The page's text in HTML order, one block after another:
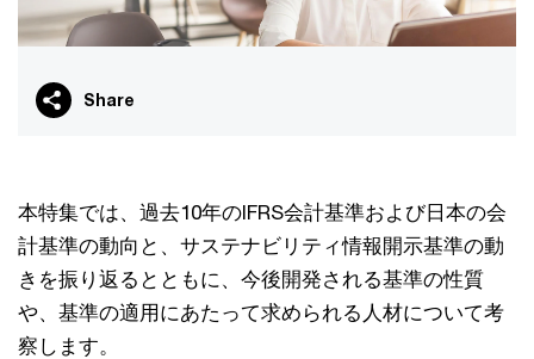
Share
本特集では、過去10年のIFRS会計基準および日本の会
計基準の動向と、サステナビリティ情報開示基準の動
きを振り返るとともに、今後開発される基準の性質
や、基準の適用にあたって求められる人材について考
察します。